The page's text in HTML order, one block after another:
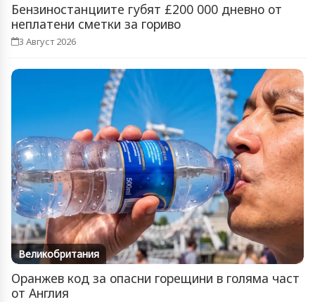
Бензиностанциите губят £200 000 дневно от
неплатени сметки за гориво
3 Август 2026
Великобритания
Оранжев код за опасни горещини в голяма част
от Англия